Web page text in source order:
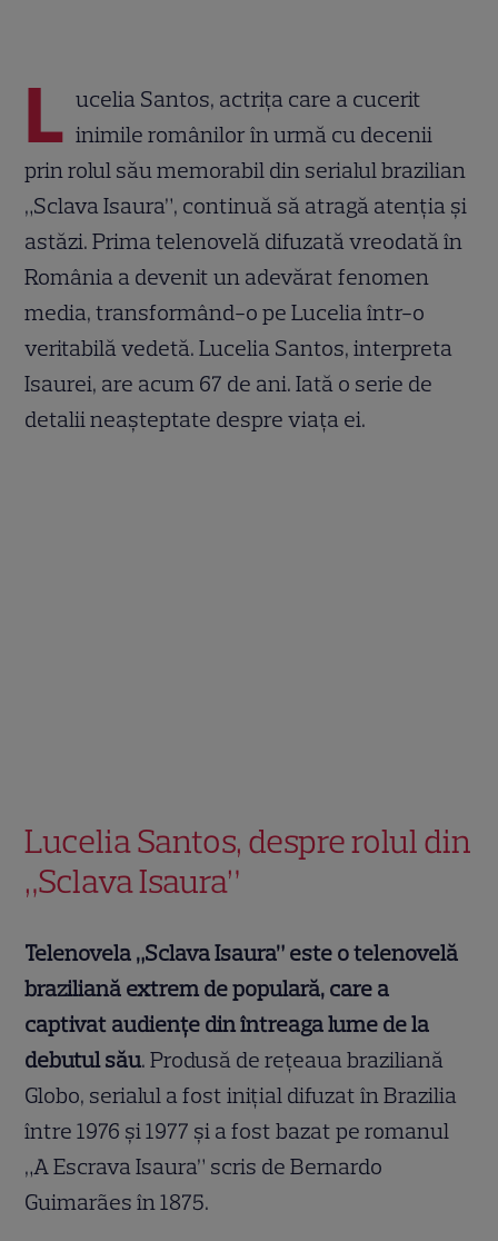
L ucelia Santos, actrița care a cucerit
inimile românilor în urmă cu decenii
prin rolul său memorabil din serialul brazilian
„Sclava Isaura”, continuă să atragă atenția și
astăzi. Prima telenovelă difuzată vreodată în
România a devenit un adevărat fenomen
media, transformând-o pe Lucelia într-o
veritabilă vedetă. Lucelia Santos, interpreta
Isaurei, are acum 67 de ani. Iată o serie de
detalii neașteptate despre viața ei.
Lucelia Santos, despre rolul din
„Sclava Isaura”
Telenovela „Sclava Isaura” este o telenovelă
braziliană extrem de populară, care a
captivat audiențe din întreaga lume de la
debutul său. Produsă de rețeaua braziliană
Globo, serialul a fost inițial difuzat în Brazilia
între 1976 și 1977 și a fost bazat pe romanul
„A Escrava Isaura” scris de Bernardo
Guimarães în 1875.